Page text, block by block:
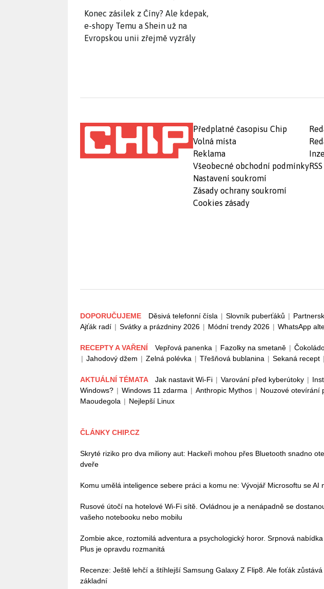
Konec zásilek z Číny? Ale kdepak,
e-shopy Temu a Shein už na
Evropskou unii zřejmě vyzrály
Předplatné časopisu Chip
Volná místa
Reklama
Všeobecné obchodní podmínky
Nastavení soukromí
Zásady ochrany soukromí
Cookies zásady
RSS
DOPORUČUJEME Děsivá telefonní čísla | Slovník puberťáků |
Ajťák radí | Svátky a prázdniny 2026 | Módní trendy 2026 | WhatsApp
RECEPTY A VAŘENÍ Vepřová panenka | Fazolky na smetaně |
| Jahodový džem | Zelná polévka | Třešňová bublanina | Sekaná recept |
AKTUÁLNÍ TÉMATA Jak nastavit Wi-Fi | Varování před kyberútoky |
Windows? | Windows 11 zdarma | Anthropic Mythos | Nouzové otevírání
Maoudegola | Nejlepší Linux
ČLÁNKY CHIP.CZ
Skryté riziko pro dva miliony aut: Hackeři mohou přes Bluetooth snadno
dveře
Komu umělá inteligence sebere práci a komu ne: Vývojář Microsoftu se AI
Rusové útočí na hotelové Wi-Fi sítě. Ovládnou je a nenápadně se
vašeho notebooku nebo mobilu
Zombie akce, roztomilá adventura a psychologický horor. Srpnová nabídka
Plus je opravdu rozmanitá
Recenze: Ještě lehčí a štíhlejší Samsung Galaxy Z Flip8. Ale foťák zůstává
základní